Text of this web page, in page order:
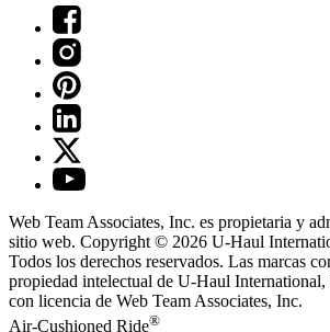
Web Team Associates, Inc. es propietaria y
sitio web. Copyright © 2026 U-Haul
Todos los derechos reservados. Las marcas
propiedad intelectual de U-Haul
con licencia de Web Team Associates, Inc.
Air-Cushioned Ride®